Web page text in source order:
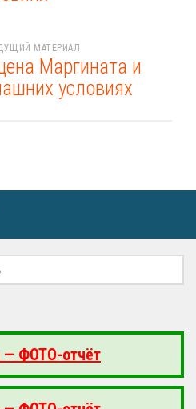
МАТЕРИАЛ
Маргината и
условиях
— ФОТО-отчёт